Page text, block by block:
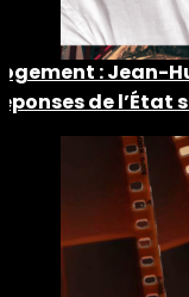
: Jean-
de l’État